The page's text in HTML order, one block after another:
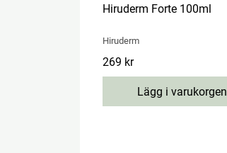
Hiruderm Forte 100ml
Hiruderm
Pris :269 kr
269 kr
Lägg i varukorgen